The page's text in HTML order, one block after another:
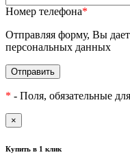
Номер телефона*
Отправляя форму, Вы
персональных данных
Отправить
* - Поля, обязательные
×
Купить в 1 клик